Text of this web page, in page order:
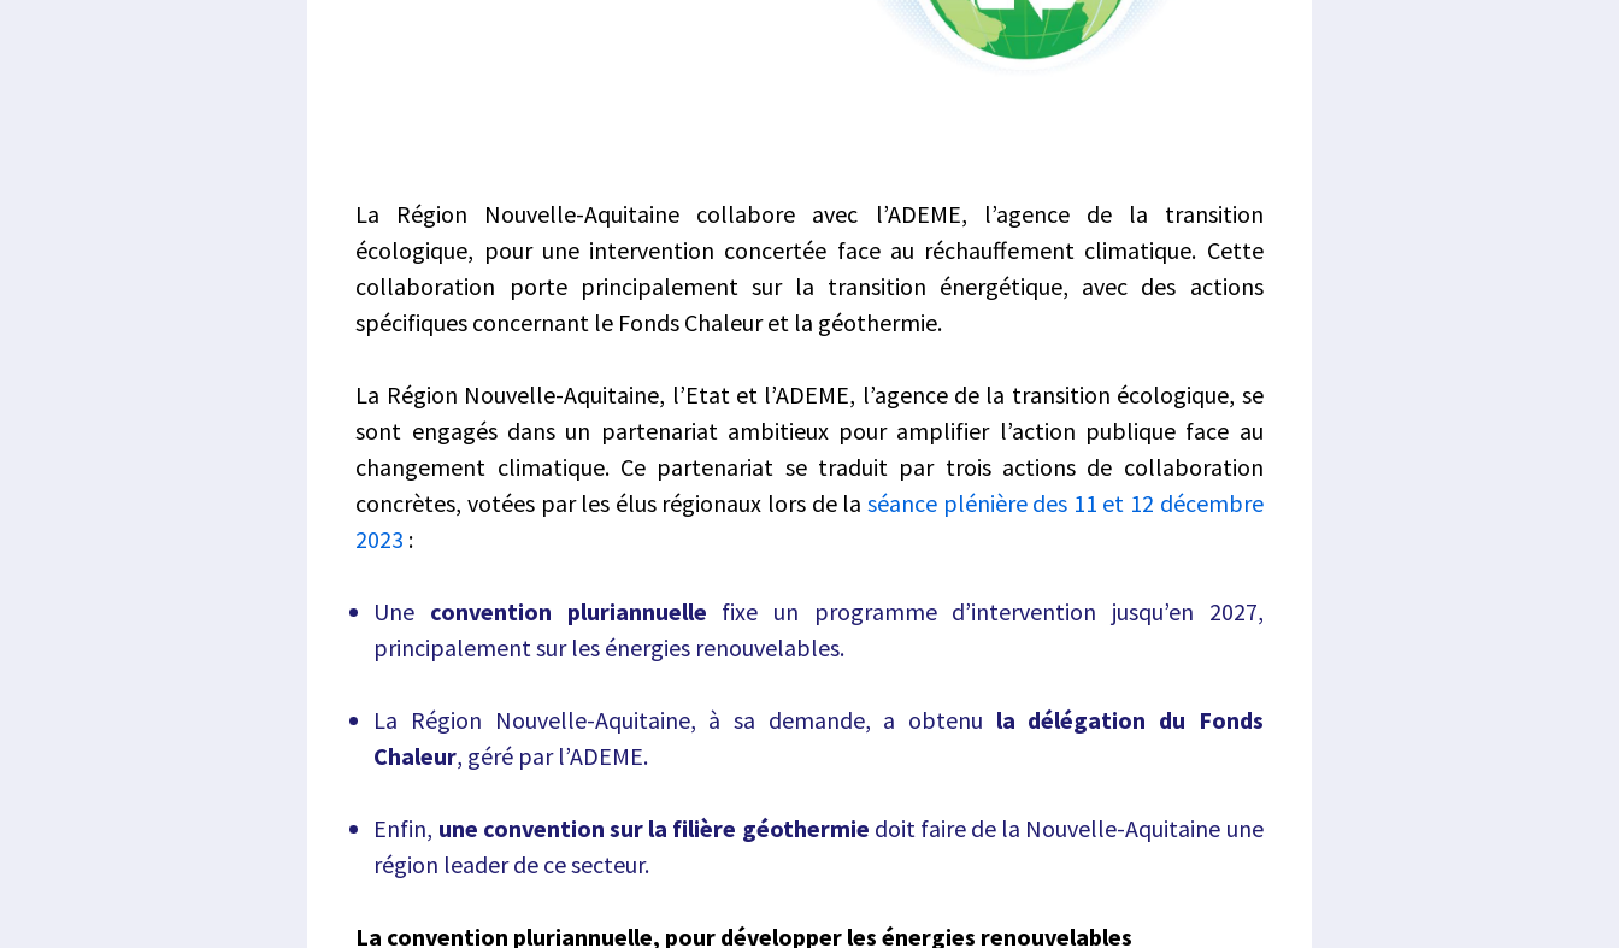
La Région Nouvelle-Aquitaine collabore avec l’ADEME, l’agence de la transition
écologique, pour une intervention concertée face au réchauffement climatique. Cette
collaboration porte principalement sur la transition énergétique, avec des actions
spécifiques concernant le Fonds Chaleur et la géothermie.
La Région Nouvelle-Aquitaine, l’Etat et l’ADEME, l’agence de la transition écologique, se
sont engagés dans un partenariat ambitieux pour amplifier l’action publique face au
changement climatique. Ce partenariat se traduit par trois actions de collaboration
concrètes, votées par les élus régionaux lors de la séance plénière des 11 et 12 décembre
2023 :
Une convention pluriannuelle fixe un programme d’intervention jusqu’en 2027,
principalement sur les énergies renouvelables.
La Région Nouvelle-Aquitaine, à sa demande, a obtenu la délégation du Fonds
Chaleur, géré par l’ADEME.
Enfin, une convention sur la filière géothermie doit faire de la Nouvelle-Aquitaine une
région leader de ce secteur.
La convention pluriannuelle, pour développer les énergies renouvelables